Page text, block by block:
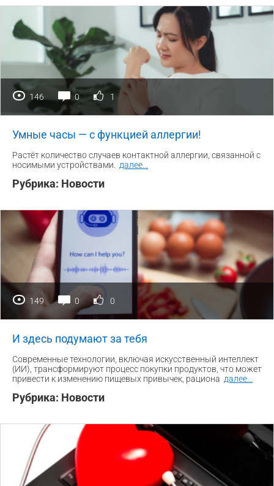
146 0 1
Умные часы — с функцией аллергии!
Растёт количество случаев контактной аллергии, связанной с
носимыми устройствами.
далее
Рубрика: Новости
149 0 0
И здесь подумают за тебя
Современные технологии, включая искусственный интеллект
(ИИ), трансформируют процесс покупки продуктов, что может
привести к изменению пищевых привычек, рациона далее
Рубрика: Новости